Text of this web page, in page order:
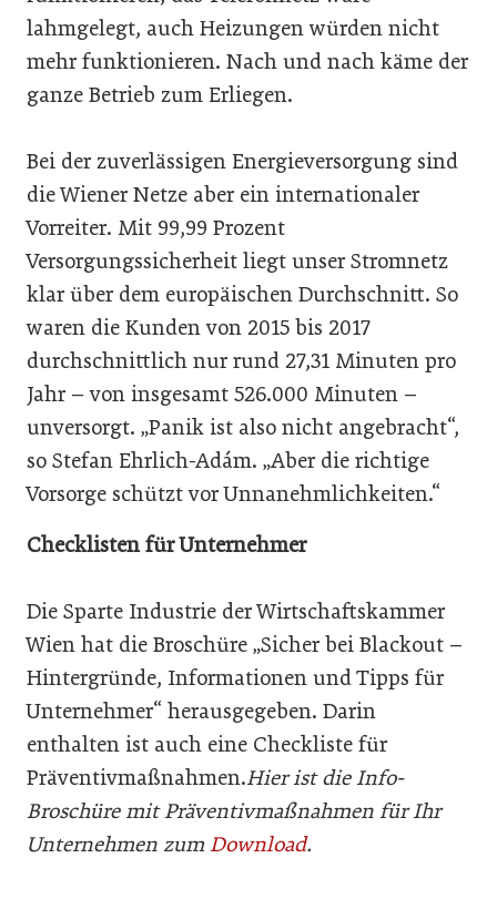
lahmgelegt, auch Heizungen würden nicht
mehr funktionieren. Nach und nach käme der
ganze Betrieb zum Erliegen.
Bei der zuverlässigen Energieversorgung sind
die Wiener Netze aber ein internationaler
Vorreiter. Mit 99,99 Prozent
Versorgungssicherheit liegt unser Stromnetz
klar über dem europäischen Durchschnitt. So
waren die Kunden von 2015 bis 2017
durchschnittlich nur rund 27,31 Minuten pro
Jahr – von insgesamt 526.000 Minuten –
unversorgt. „Panik ist also nicht angebracht“,
so Stefan Ehrlich-Adám. „Aber die richtige
Vorsorge schützt vor Unnanehmlichkeiten.“
Checklisten für Unternehmer
Die Sparte Industrie der Wirtschaftskammer
Wien hat die Broschüre „Sicher bei Blackout –
Hintergründe, Informationen und Tipps für
Unternehmer“ herausgegeben. Darin
enthalten ist auch eine Checkliste für
Präventivmaßnahmen.Hier ist die Info-
Broschüre mit Präventivmaßnahmen für Ihr
Unternehmen zum Download.